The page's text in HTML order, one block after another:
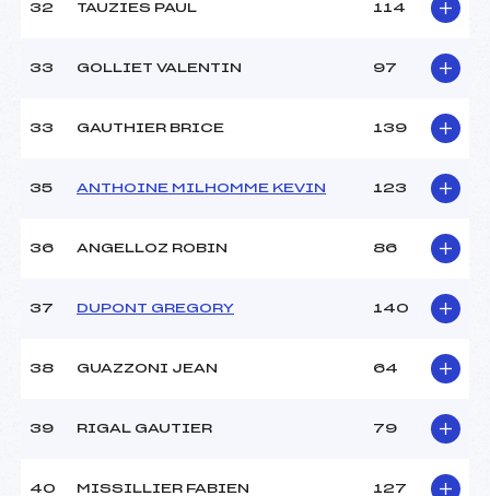
32 TAUZIES PAUL 114
33 GOLLIET VALENTIN 97
33 GAUTHIER BRICE 139
35 ANTHOINE MILHOMME KEVIN 123
36 ANGELLOZ ROBIN 86
37 DUPONT GREGORY 140
38 GUAZZONI JEAN 64
39 RIGAL GAUTIER 79
40 MISSILLIER FABIEN 127